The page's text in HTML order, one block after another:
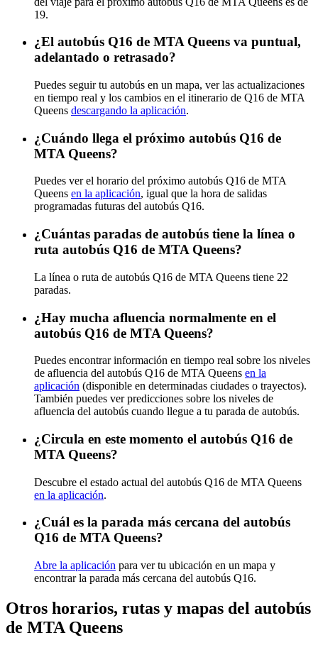
19.
¿El autobús Q16 de MTA Queens va puntual,
adelantado o retrasado?
Puedes seguir tu autobús en un mapa, ver las actualizaciones
en tiempo real y los cambios en el itinerario de Q16 de MTA
Queens descargando la aplicación.
¿Cuándo llega el próximo autobús Q16 de
MTA Queens?
Puedes ver el horario del próximo autobús Q16 de MTA
Queens en la aplicación, igual que la hora de salidas
programadas futuras del autobús Q16.
¿Cuántas paradas de autobús tiene la línea o
ruta autobús Q16 de MTA Queens?
La línea o ruta de autobús Q16 de MTA Queens tiene 22
paradas.
¿Hay mucha afluencia normalmente en el
autobús Q16 de MTA Queens?
Puedes encontrar información en tiempo real sobre los niveles
de afluencia del autobús Q16 de MTA Queens en la
aplicación (disponible en determinadas ciudades o trayectos).
También puedes ver predicciones sobre los niveles de
afluencia del autobús cuando llegue a tu parada de autobús.
¿Circula en este momento el autobús Q16 de
MTA Queens?
Descubre el estado actual del autobús Q16 de MTA Queens
en la aplicación.
¿Cuál es la parada más cercana del autobús
Q16 de MTA Queens?
Abre la aplicación para ver tu ubicación en un mapa y
encontrar la parada más cercana del autobús Q16.
Otros horarios, rutas y mapas del autobús
de MTA Queens